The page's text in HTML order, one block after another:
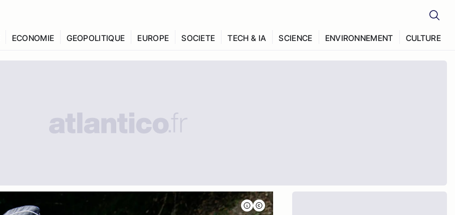
ECONOMIE GEOPOLITIQUE EUROPE SOCIETE TECH & IA SCIENCE ENVIRONNEMENT CULTURE